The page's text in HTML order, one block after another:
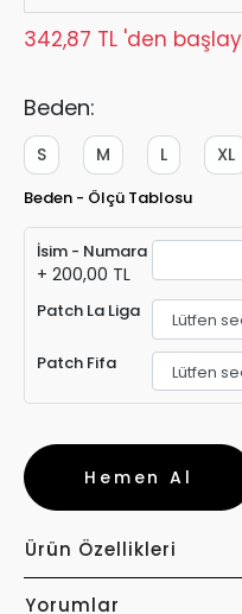
342,87 TL 'den
Beden:
XL
L
M
S
Beden - Ölçü Tablosu
İsim - Numara
+ 200,00 TL
Patch La Liga
Patch Fifa
Hemen Al
Ürün Özellikleri
Yorumlar